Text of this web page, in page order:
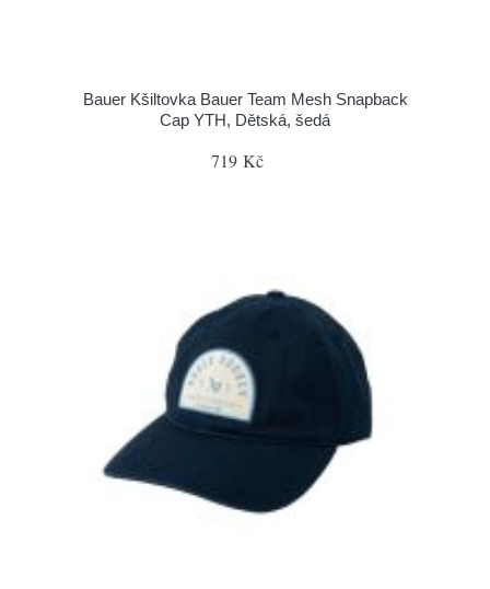
Bauer Kšiltovka Bauer Team Mesh Snapback
Cap YTH, Dětská, šedá
719 Kč